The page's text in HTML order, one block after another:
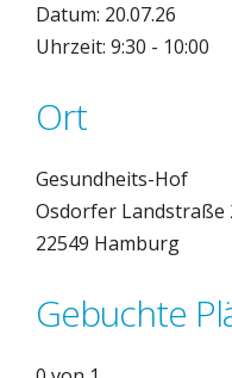
Datum: 20.07.26
Uhrzeit: 9:30 - 10:00
Ort
Gesundheits-Hof
Osdorfer Landstraße
22549 Hamburg
Gebuchte